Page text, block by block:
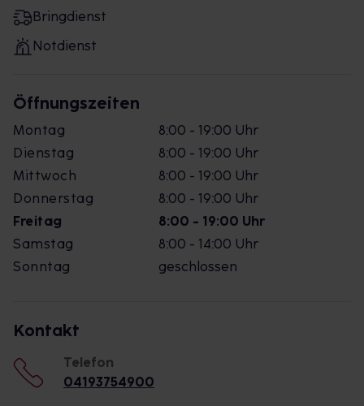
Bringdienst
Notdienst
Öffnungszeiten
Montag
8:00 - 19:00 Uhr
Dienstag
8:00 - 19:00 Uhr
Mittwoch
8:00 - 19:00 Uhr
Donnerstag
8:00 - 19:00 Uhr
Freitag
8:00 - 19:00 Uhr
Samstag
8:00 - 14:00 Uhr
Sonntag
geschlossen
Kontakt
Telefon
04193754900